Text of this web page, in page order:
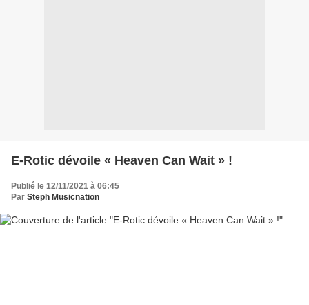
E-Rotic dévoile « Heaven Can Wait » !
Publié le 12/11/2021 à 06:45
Par Steph Musicnation